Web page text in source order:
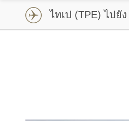
ไทเป (TPE) ไปยัง